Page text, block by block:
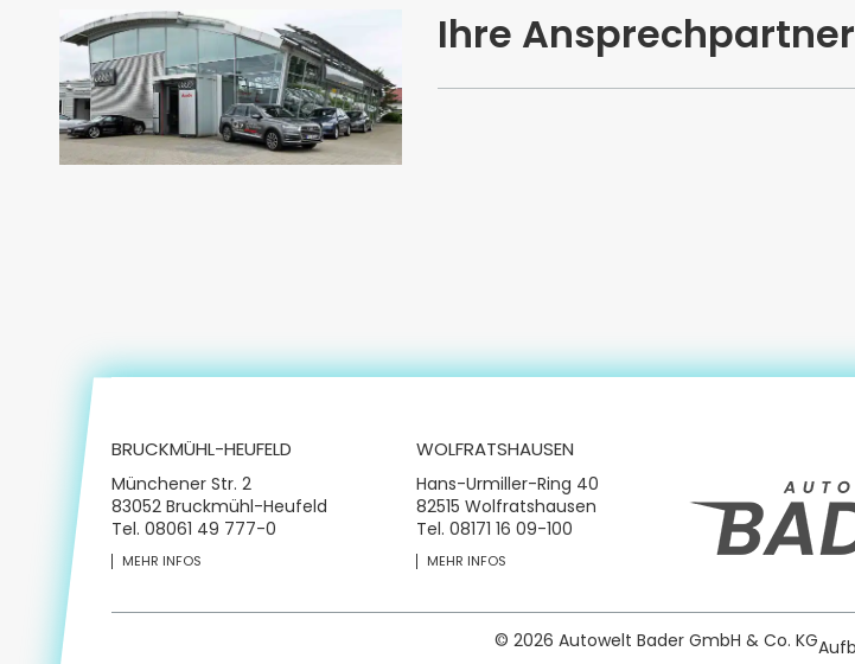
Ihre
BRUCKMÜHL-HEUFELD
Münchener Str. 2
83052 Bruckmühl-Heufeld
Tel.08061 49 777-0
MEHR INFOS
WOLFRATSHAUSEN
Hans-Urmiller-Ring 40
82515 Wolfratshausen
Tel.08171 16 09-100
MEHR INFOS
© 2026 Autowelt Bader GmbH & Co. KG